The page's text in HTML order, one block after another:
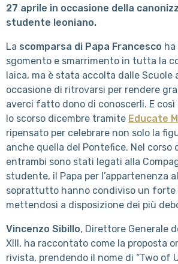
27 aprile in occasione della
studente leoniano.
La scomparsa di Papa Francesco ha
sgomento e smarrimento in tutta la
laica, ma è stata accolta dalle Scuole
occasione di ritrovarsi per rendere
averci fatto dono di conoscerli. E così
lo scorso dicembre tramite Educate
ripensato per celebrare non solo la
anche quella del Pontefice. Nel corso
entrambi sono stati legati alla
studente, il Papa per l’appartenenza
soprattutto hanno condiviso un forte
mettendosi a disposizione dei più
Vincenzo Sibillo, Direttore Generale
XIII, ha raccontato come la proposta
rivista, prendendo il nome di “Two of